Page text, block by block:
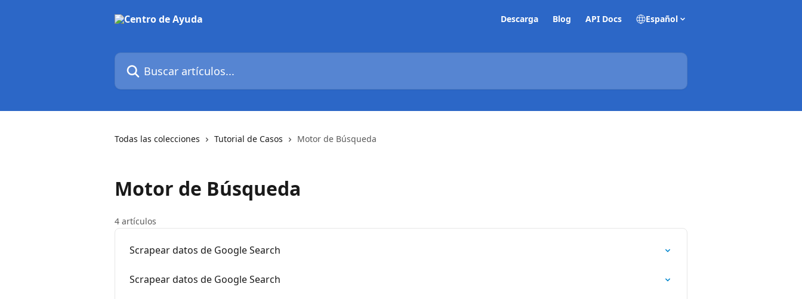
Descarga Blog API Docs Español
Buscar artículos...
Todas las colecciones Tutorial de Casos Motor de Búsqueda
Motor de Búsqueda
4 artículos
Scrapear datos de Google Search
Scrapear datos de Google Search